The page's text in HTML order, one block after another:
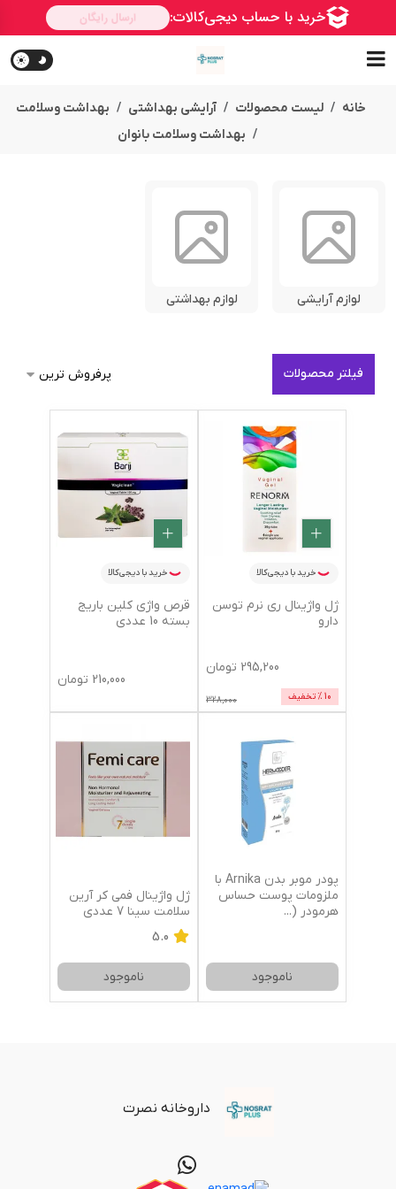
خانه لیست محصولات آرایشی بهداشتی
بهداشت وسلامت
بهداشت وسلامت بانوان
لوازم آرایشی لوازم بهداشتی
فیلتر محصولات
خرید با دیجی‌کالا
ژل واژینال ری نرم توسن
دارو
295,200 تومان
10 % تخفیف 328,000
خرید با دیجی‌کالا
قرص واژی کلین باریج
بسته 10 عددی
210,000 تومان
پودر موبر بدن Arnika با
ملزومات پوست حساس
هرمودر (...
ناموجود
ژل واژینال فمی کر آرین
سلامت سینا 7 عددی
5.0
ناموجود
داروخانه نصرت